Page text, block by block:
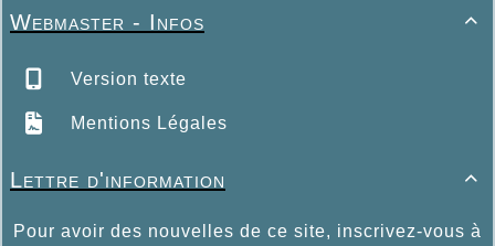

Webmaster - Infos
Version texte
Mentions Légales

Lettre d'information
Pour avoir des nouvelles de ce site, inscrivez-vous à